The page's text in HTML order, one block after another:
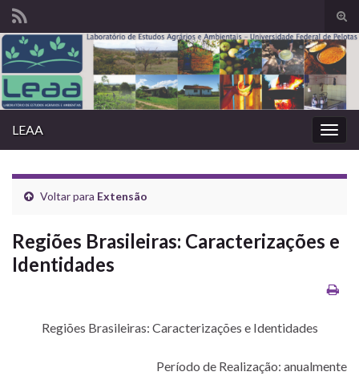
de
Search for:
LEAA
Voltar para Extensão
Regiões Brasileiras: Caracterizações e
Identidades
Regiões Brasileiras: Caracterizações e Identidades
Período de Realização: anualmente